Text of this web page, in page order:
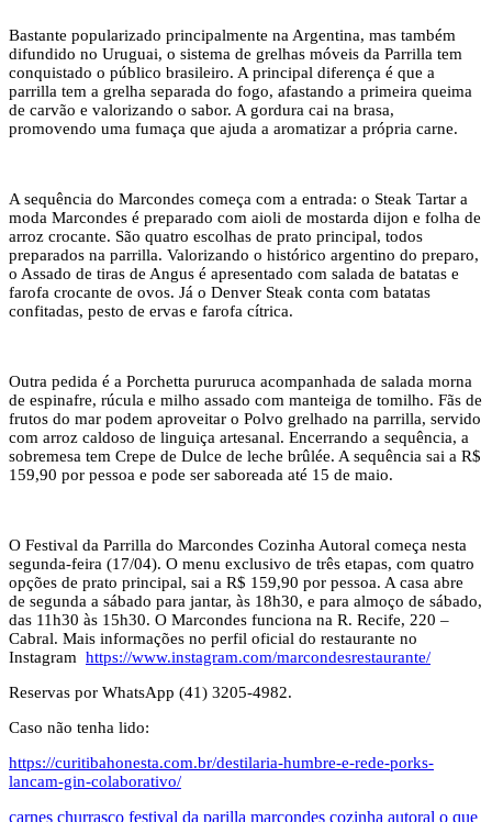
Bastante popularizado principalmente na Argentina, mas também
difundido no Uruguai, o sistema de grelhas móveis da Parrilla tem
conquistado o público brasileiro. A principal diferença é que a
parrilla tem a grelha separada do fogo, afastando a primeira queima
de carvão e valorizando o sabor. A gordura cai na brasa,
promovendo uma fumaça que ajuda a aromatizar a própria carne.
A sequência do Marcondes começa com a entrada: o Steak Tartar a
moda Marcondes é preparado com aioli de mostarda dijon e folha de
arroz crocante. São quatro escolhas de prato principal, todos
preparados na parrilla. Valorizando o histórico argentino do preparo,
o Assado de tiras de Angus é apresentado com salada de batatas e
farofa crocante de ovos. Já o Denver Steak conta com batatas
confitadas, pesto de ervas e farofa cítrica.
Outra pedida é a Porchetta pururuca acompanhada de salada morna
de espinafre, rúcula e milho assado com manteiga de tomilho. Fãs de
frutos do mar podem aproveitar o Polvo grelhado na parrilla, servido
com arroz caldoso de linguiça artesanal. Encerrando a sequência, a
sobremesa tem Crepe de Dulce de leche brûlée. A sequência sai a R$
159,90 por pessoa e pode ser saboreada até 15 de maio.
O Festival da Parrilla do Marcondes Cozinha Autoral começa nesta
segunda-feira (17/04). O menu exclusivo de três etapas, com quatro
opções de prato principal, sai a R$ 159,90 por pessoa. A casa abre
de segunda a sábado para jantar, às 18h30, e para almoço de sábado,
das 11h30 às 15h30. O Marcondes funciona na R. Recife, 220 –
Cabral. Mais informações no perfil oficial do restaurante no
Instagram https://www.instagram.com/marcondesrestaurante/
Reservas por WhatsApp (41) 3205-4982.
Caso não tenha lido:
https://curitibahonesta.com.br/destilaria-humbre-e-rede-porks-
lancam-gin-colaborativo/
carnes churrasco festival da parilla marcondes cozinha autoral o que